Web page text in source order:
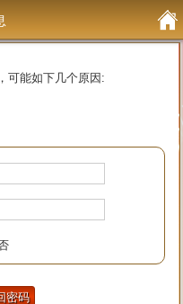
可能如下几个原因: